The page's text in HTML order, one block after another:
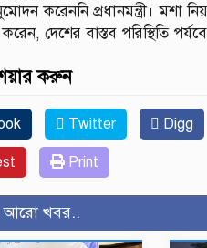
করেননি প্রধানমন্ত্রী। মশা
করেন, দেশের বাস্তব পরিস্থিতি
করুন
Twitter Digg
Print
আরো খবর..